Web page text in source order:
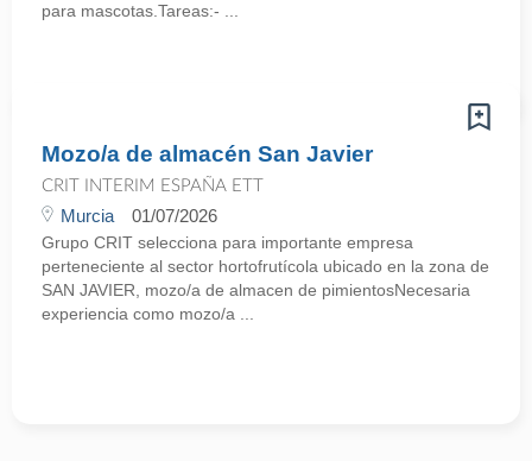
para mascotas.Tareas:- ...
Mozo/a de almacén San Javier
CRIT INTERIM ESPAÑA ETT
Murcia 01/07/2026
Grupo CRIT selecciona para importante empresa
perteneciente al sector hortofrutícola ubicado en la zona de
SAN JAVIER, mozo/a de almacen de pimientosNecesaria
experiencia como mozo/a ...